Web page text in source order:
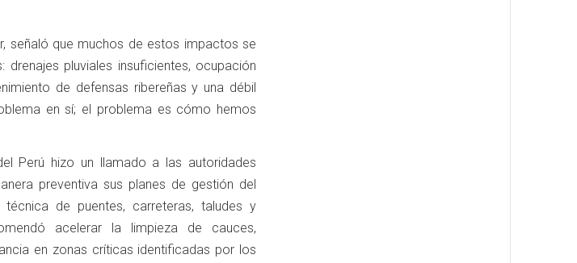
señaló que muchos de estos impactos se
pluviales insuficientes, ocupación
de defensas ribereñas y una débil
en sí; el problema es cómo hemos
Perú hizo un llamado a las autoridades
preventiva sus planes de gestión del
de puentes, carreteras, taludes y
acelerar la limpieza de cauces,
en zonas críticas identificadas por los